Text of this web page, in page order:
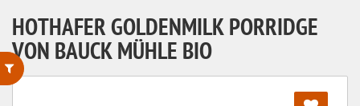
HOTHAFER GOLDENMILK PORRIDGE
VON BAUCK MÜHLE BIO